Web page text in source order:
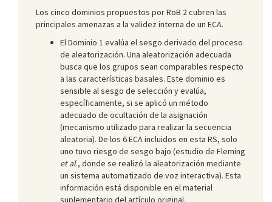
Los cinco dominios propuestos por RoB 2 cubren las
principales amenazas a la validez interna de un ECA.
El Dominio 1 evalúa el sesgo derivado del proceso
de aleatorización. Una aleatorización adecuada
busca que los grupos sean comparables respecto
a las características basales. Este dominio es
sensible al sesgo de selección y evalúa,
específicamente, si se aplicó un método
adecuado de ocultación de la asignación
(mecanismo utilizado para realizar la secuencia
aleatoria). De los 6 ECA incluidos en esta RS, solo
uno tuvo riesgo de sesgo bajo (estudio de Fleming
et al., donde se realizó la aleatorización mediante
un sistema automatizado de voz interactiva). Esta
información está disponible en el material
suplementario del artículo original.